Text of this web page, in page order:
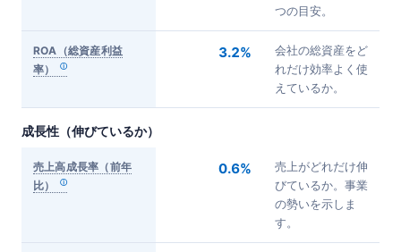
つの目安。
ROA（総資産利益
率）
3.2%
会社の総資産をど
れだけ効率よく使
えているか。
成長性（伸びているか）
売上高成長率（前年
比）
0.6%
売上がどれだけ伸
びているか。事業
の勢いを示しま
す。